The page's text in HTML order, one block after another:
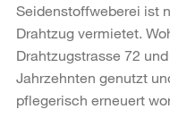
Seidenstoffweberei ist
Drahtzug vermietet.
Drahtzugstrasse 72
Jahrzehnten genutzt
pflegerisch erneuert